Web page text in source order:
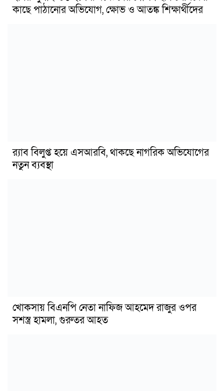
কাছে পাঠানোর অভিযোগ, ক্ষোভ ও আতঙ্ক শিক্ষার্থীদের
র‍্যাব বিলুপ্ত হয়ে এসআরবি, থাকছে নাগরিক অভিযোগের
নতুন ব্যবস্থা
খোকসায় বিএনপি নেতা নাফিজ আহমেদ রাজুর ওপর
সশস্ত্র হামলা, গুরুতর আহত